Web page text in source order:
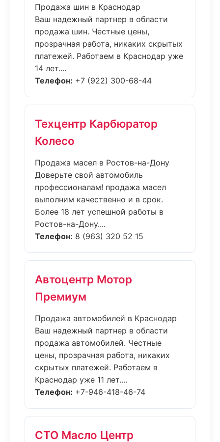
Продажа шин в Краснодар
Ваш надежный партнер в области
продажа шин. Честные цены,
прозрачная работа, никаких скрытых
платежей. Работаем в Краснодар уже
14 лет....
Телефон: +7 (922) 300-68-44
Техцентр Карбюратор
Колесо
Продажа масел в Ростов-на-Дону
Доверьте свой автомобиль
профессионалам! продажа масел
выполним качественно и в срок.
Более 18 лет успешной работы в
Ростов-на-Дону....
Телефон: 8 (963) 320 52 15
Автоцентр Мотор
Премиум
Продажа автомобилей в Краснодар
Ваш надежный партнер в области
продажа автомобилей. Честные
цены, прозрачная работа, никаких
скрытых платежей. Работаем в
Краснодар уже 11 лет....
Телефон: +7-946-418-46-74
СТО Масло Центр